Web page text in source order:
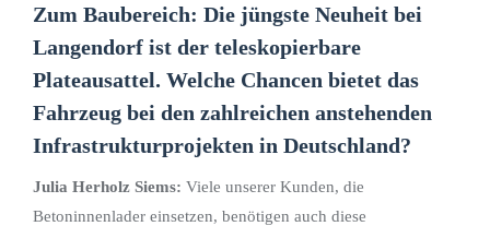
Zum Baubereich: Die jüngste Neuheit bei
Langendorf ist der teleskopierbare
Plateausattel. Welche Chancen bietet das
Fahrzeug bei den zahlreichen anstehenden
Infrastrukturprojekten in Deutschland?
Julia Herholz Siems: Viele unserer Kunden, die
Betoninnenlader einsetzen, benötigen auch diese